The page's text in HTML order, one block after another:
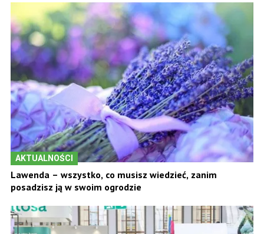
AKTUALNOŚCI
Lawenda – wszystko, co musisz wiedzieć, zanim
posadzisz ją w swoim ogrodzie